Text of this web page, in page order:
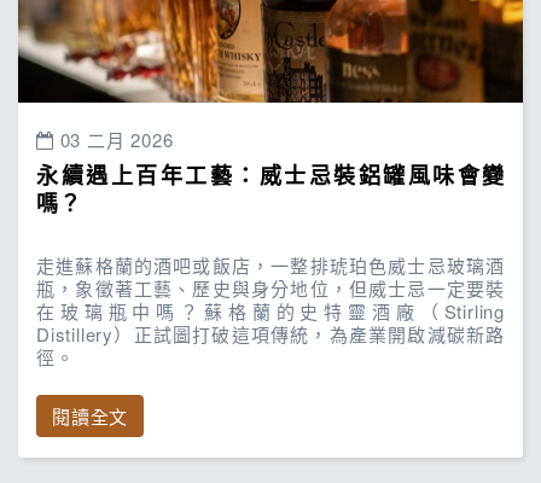
03 二月 2026
永續遇上百年工藝：威士忌裝鋁罐風味會變
嗎？
走進蘇格蘭的酒吧或飯店，一整排琥珀色威士忌玻璃酒
瓶，象徵著工藝、歷史與身分地位，但威士忌一定要裝
在玻璃瓶中嗎？蘇格蘭的史特靈酒廠（Stirling
Distillery）正試圖打破這項傳統，為產業開啟減碳新路
徑。
閱讀全文